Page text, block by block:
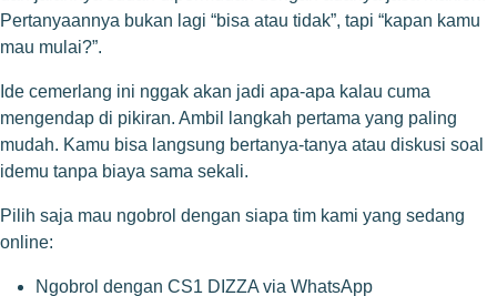
Pertanyaannya bukan lagi “bisa atau tidak”, tapi “kapan kamu
mau mulai?”.
Ide cemerlang ini nggak akan jadi apa-apa kalau cuma
mengendap di pikiran. Ambil langkah pertama yang paling
mudah. Kamu bisa langsung bertanya-tanya atau diskusi soal
idemu tanpa biaya sama sekali.
Pilih saja mau ngobrol dengan siapa tim kami yang sedang
online:
Ngobrol dengan CS1 DIZZA via WhatsApp